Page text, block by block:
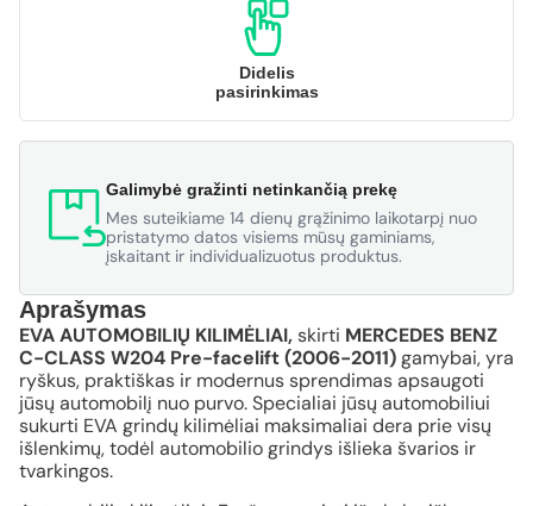
Didelis
pasirinkimas
Galimybė gražinti netinkančią prekę
Mes suteikiame 14 dienų grąžinimo laikotarpį nuo
pristatymo datos visiems mūsų gaminiams,
įskaitant ir individualizuotus produktus.
Aprašymas
EVA AUTOMOBILIŲ KILIMĖLIAI, skirti MERCEDES BENZ
C-CLASS W204 Pre-facelift (2006-2011)gamybai, yra
ryškus, praktiškas ir modernus sprendimas apsaugoti
jūsų automobilį nuo purvo. Specialiai jūsų automobiliui
sukurti EVA grindų kilimėliai maksimaliai dera prie visų
išlenkimų, todėl automobilio grindys išlieka švarios ir
tvarkingos.